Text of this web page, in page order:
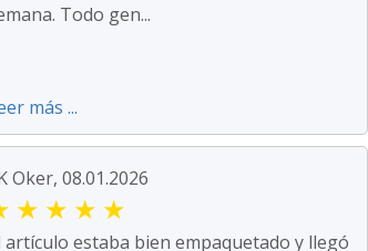
Todo gen...
más ...
Oker, 08.01.2026
★ ★ ★ ★
artículo estaba bien empaquetado y llegó